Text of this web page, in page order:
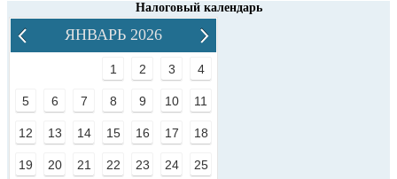
Налоговый календарь
ЯНВАРЬ 2026
1 2 3 4
5 6 7 8 9 10 11
12 13 14 15 16 17 18
19 20 21 22 23 24 25